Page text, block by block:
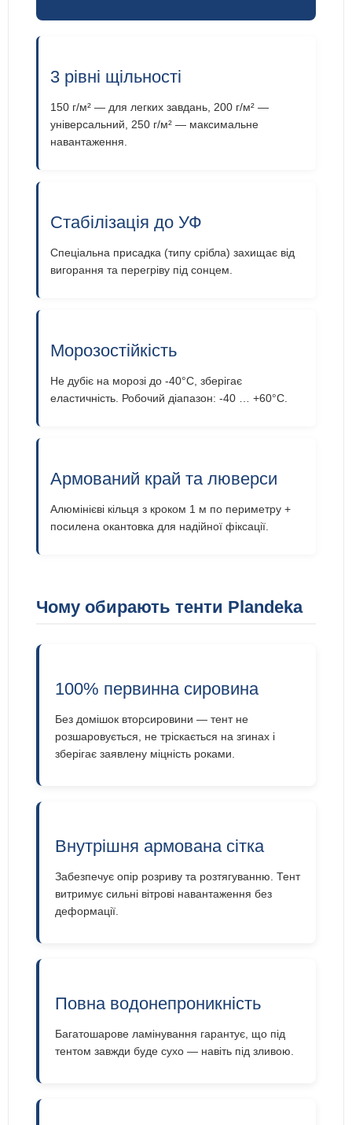
3 рівні щільності
150 г/м² — для легких завдань, 200 г/м² —
універсальний, 250 г/м² — максимальне
навантаження.
Стабілізація до УФ
Спеціальна присадка (типу срібла) захищає від
вигорання та перегріву під сонцем.
Морозостійкість
Не дубіє на морозі до -40°C, зберігає
еластичність. Робочий діапазон: -40 … +60°C.
Армований край та люверси
Алюмінієві кільця з кроком 1 м по периметру +
посилена окантовка для надійної фіксації.
Чому обирають тенти Plandeka
100% первинна сировина
Без домішок вторсировини — тент не
розшаровується, не тріскається на згинах і
зберігає заявлену міцність роками.
Внутрішня армована сітка
Забезпечує опір розриву та розтягуванню. Тент
витримує сильні вітрові навантаження без
деформації.
Повна водонепроникність
Багатошарове ламінування гарантує, що під
тентом завжди буде сухо — навіть під зливою.